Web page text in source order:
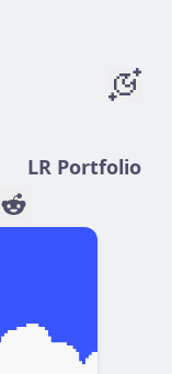
LR Portfolio